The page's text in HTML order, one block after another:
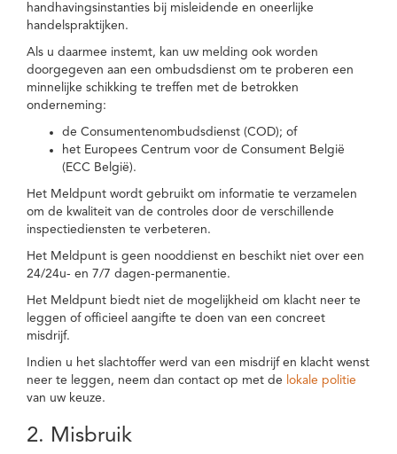
handhavingsinstanties bij misleidende en oneerlijke
handelspraktijken.
Als u daarmee instemt, kan uw melding ook worden
doorgegeven aan een ombudsdienst om te proberen een
minnelijke schikking te treffen met de betrokken
onderneming:
de Consumentenombudsdienst (COD); of
het Europees Centrum voor de Consument België
(ECC België).
Het Meldpunt wordt gebruikt om informatie te verzamelen
om de kwaliteit van de controles door de verschillende
inspectiediensten te verbeteren.
Het Meldpunt is geen nooddienst en beschikt niet over een
24/24u- en 7/7 dagen-permanentie.
Het Meldpunt biedt niet de mogelijkheid om klacht neer te
leggen of officieel aangifte te doen van een concreet
misdrijf.
Indien u het slachtoffer werd van een misdrijf en klacht wenst
neer te leggen, neem dan contact op met de lokale politie
van uw keuze.
2. Misbruik